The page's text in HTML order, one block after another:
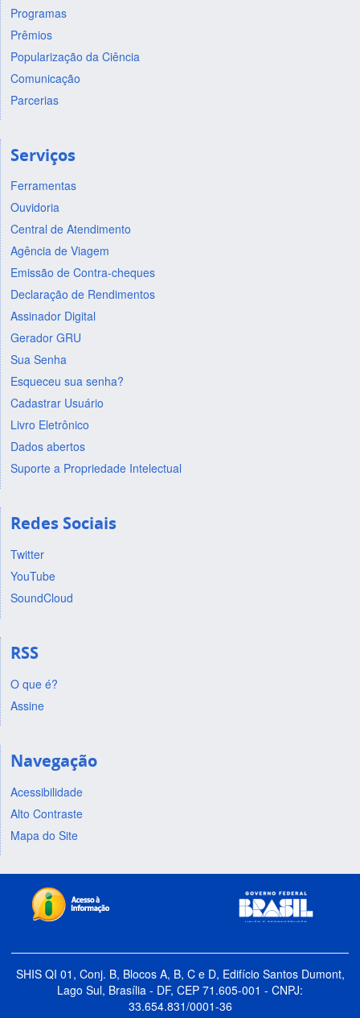
Programas
Prêmios
Popularização da Ciência
Comunicação
Parcerias
Serviços
Ferramentas
Ouvidoria
Central de Atendimento
Agência de Viagem
Emissão de Contra-cheques
Declaração de Rendimentos
Assinador Digital
Gerador GRU
Sua Senha
Esqueceu sua senha?
Cadastrar Usuário
Livro Eletrônico
Dados abertos
Suporte a Propriedade Intelectual
Redes Sociais
Twitter
YouTube
SoundCloud
RSS
O que é?
Assine
Navegação
Acessibilidade
Alto Contraste
Mapa do Site
SHIS QI 01, Conj. B, Blocos A, B, C e D, Edifício Santos Dumont,
Lago Sul, Brasília - DF, CEP 71.605-001 - CNPJ:
33.654.831/0001-36